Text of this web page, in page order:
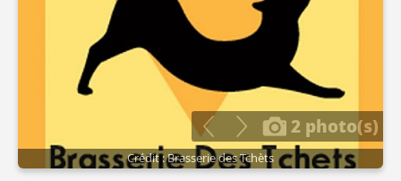
2 photo(s)
Crédit : Brasserie des Tchèts